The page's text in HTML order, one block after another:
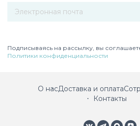
Подписываясь на рассылку, вы
Политики конфиденциальности
О насДоставка и оплата
Контакты